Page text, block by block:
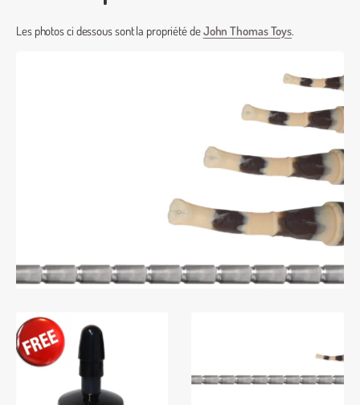
Les photos ci dessous sont la propriété deJohn Thomas Toys.